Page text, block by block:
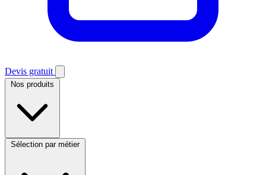
Devis gratuit
Nos produits
Sélection par métier